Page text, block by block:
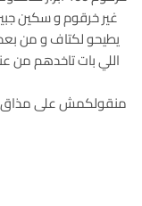
غير خرقوم و سكين
يطيحو لكتاف و من
اللي بات تاخدهم من
منقولكمش على مذاق